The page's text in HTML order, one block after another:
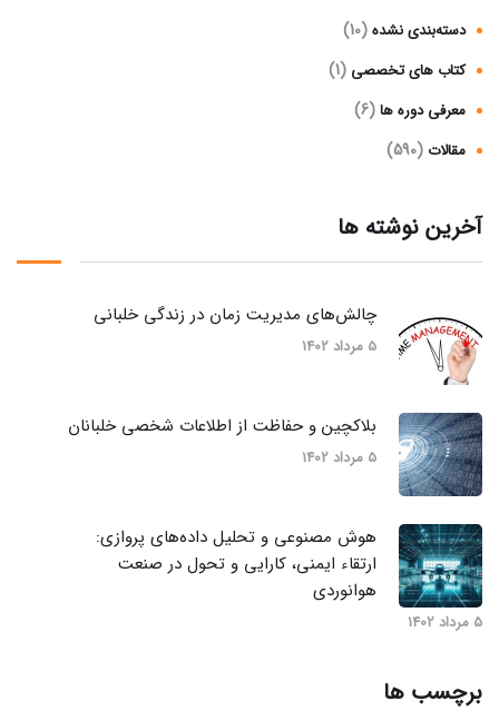
دسته‌بندی نشده(10)
کتاب های تخصصی (1)
معرفی دوره ها(6)
مقالات (590)
آخرین نوشته ها
چالش‌های مدیریت زمان در زندگی خلبانی
5 مرداد 1402
بلاکچین و حفاظت از اطلاعات شخصی خلبانان
5 مرداد 1402
هوش مصنوعی و تحلیل داده‌های پروازی:
ارتقاء ایمنی، کارایی و تحول در صنعت
هوانوردی
5 مرداد 1402
برچسب ها